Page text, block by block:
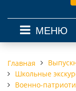
МЕНЮ
Главная
Школьные
Военно-